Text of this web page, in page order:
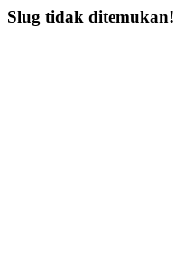
Slug tidak ditemukan!